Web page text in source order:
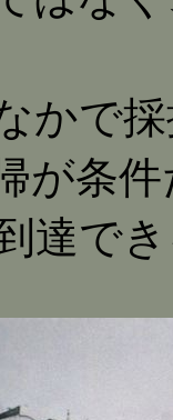
かで
が条
達で